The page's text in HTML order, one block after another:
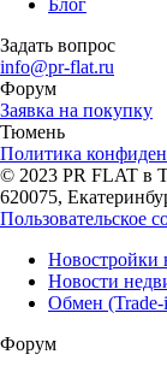
Задать вопрос
info@pr-flat.ru
Форум
Заявка на покупку
Тюмень
Политика
© 2023 PR FLAT в
620075,
Пользовательское
Новостройки
Новости
Обмен
Форум